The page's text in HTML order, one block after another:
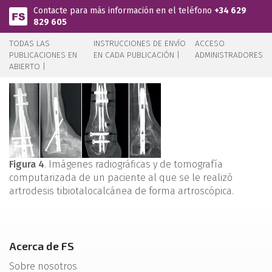
Pasar al contenido principal
Contacte para más información en el teléfono +34 629
829 605
TODAS LAS
PUBLICACIONES EN
ABIERTO |
INSTRUCCIONES DE ENVÍO
EN CADA PUBLICACIÓN |
ACCESO
ADMINISTRADORES
Figura 4. Imágenes radiográficas y de tomografía
computarizada de un paciente al que se le realizó
artrodesis tibiotalocalcánea de forma artroscópica.
Acerca de FS
Sobre nosotros